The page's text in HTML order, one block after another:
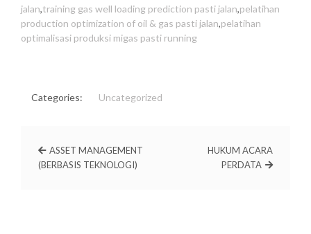
jalan,training gas well loading prediction pasti jalan,pelatihan
production optimization of oil & gas pasti jalan,pelatihan
optimalisasi produksi migas pasti running
Categories: Uncategorized
ASSET MANAGEMENT
(BERBASIS TEKNOLOGI)
HUKUM ACARA
PERDATA